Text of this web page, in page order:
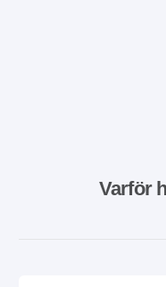
Varför